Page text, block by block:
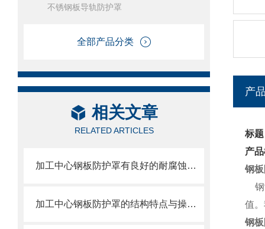
不锈钢板导轨防护罩
全部产品分类
相关文章
RELATED ARTICLES
加工中心钢板防护罩有良好的耐腐蚀性，能在各种环境下长时间使用
加工中心钢板防护罩的结构特点与操作维护方式
产
标
产
钢
钢
值
钢